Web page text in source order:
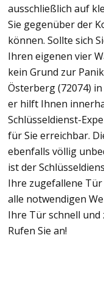
ausschließlich auf
Sie gegenüber der
können. Sollte sich
Ihren eigenen vier
kein Grund zur
Österberg (72074)
er hilft Ihnen
Schlüsseldienst-
für Sie erreichbar.
ebenfalls völlig
ist der
Ihre zugefallene
alle notwendigen
Ihre Tür schnell und
Rufen Sie an!